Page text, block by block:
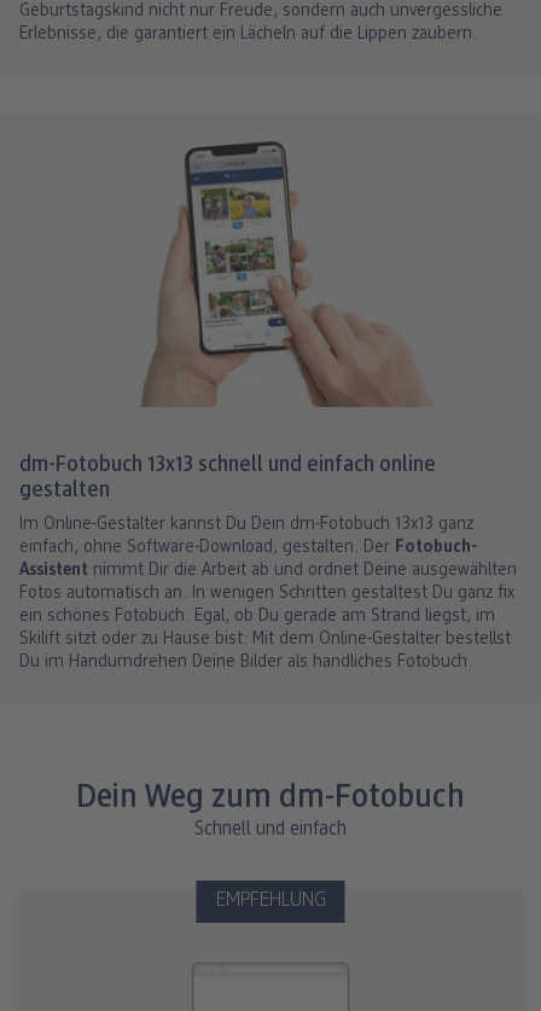
Geburtstagskind nicht nur Freude, sondern auch unvergessliche
Erlebnisse, die garantiert ein Lächeln auf die Lippen zaubern.
dm-Fotobuch 13x13 schnell und einfach online
gestalten
Im Online-Gestalter kannst Du Dein dm-Fotobuch 13x13 ganz
einfach, ohne Software-Download, gestalten. Der Fotobuch-
Assistent nimmt Dir die Arbeit ab und ordnet Deine ausgewählten
Fotos automatisch an. In wenigen Schritten gestaltest Du ganz fix
ein schönes Fotobuch. Egal, ob Du gerade am Strand liegst, im
Skilift sitzt oder zu Hause bist: Mit dem Online-Gestalter bestellst
Du im Handumdrehen Deine Bilder als handliches Fotobuch.
Dein Weg zum dm-Fotobuch
Schnell und einfach
EMPFEHLUNG